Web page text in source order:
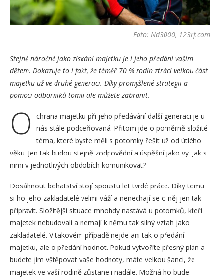
Foto: Nd3000, 123rf.com
Stejně náročné jako získání majetku je i jeho předání vašim
dětem. Dokazuje to i fakt, že téměř 70 % rodin ztrácí velkou část
majetku už ve druhé generaci. Díky promyšlené strategii a
pomoci odborníků tomu ale můžete zabránit.
O
chrana majetku při jeho předávání další generaci je u
nás stále podceňovaná. Přitom jde o poměrně složité
téma, které byste měli s potomky řešit už od útlého
věku. Jen tak budou stejně zodpovědní a úspěšní jako vy. Jak s
nimi v jednotlivých obdobích komunikovat?
Dosáhnout bohatství stojí spoustu let tvrdé práce. Díky tomu
si ho jeho zakladatelé velmi váží a nenechají se o něj jen tak
připravit. Složitější situace mnohdy nastává u potomků, kteří
majetek nebudovali a nemají k němu tak silný vztah jako
zakladatelé. V takovém případě nejde ani tak o předání
majetku, ale o předání hodnot. Pokud vytvoříte přesný plán a
budete jim vštěpovat vaše hodnoty, máte velkou šanci, že
majetek ve vaší rodině zůstane i nadále. Možná ho bude